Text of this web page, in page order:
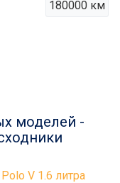
180000 км
моделей -
V 1.6 литра